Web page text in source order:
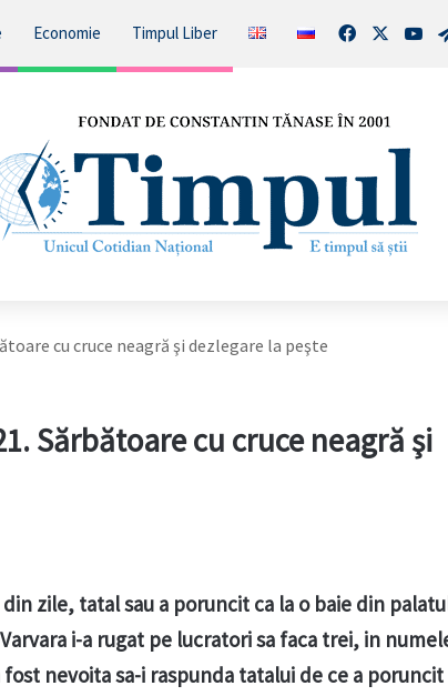
Economie Timpul Liber Facebook
cu cruce neagră şi dezlegare la peşte
Sărbătoare cu cruce neagră şi
zile, tatal sau a poruncit ca la o baie din
i-a rugat pe lucratori sa faca trei, in
nevoita sa-i raspunda tatalui de ce a poruncit